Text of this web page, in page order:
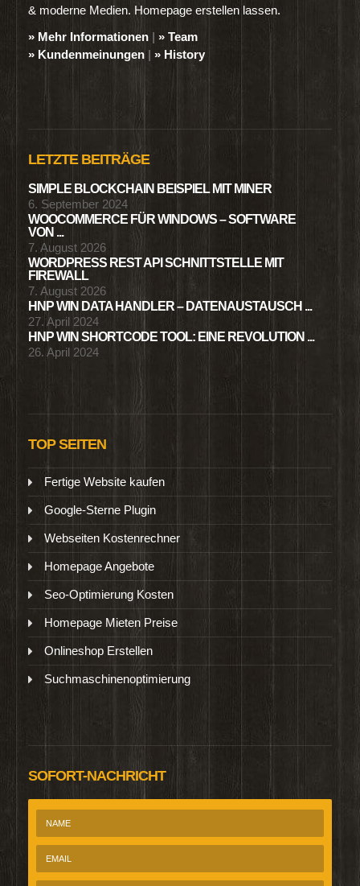
& moderne Medien. Homepage erstellen lassen.
» Mehr Informationen | » Team
» Kundenmeinungen | » History
LETZTE BEITRÄGE
SIMPLE BLOCKCHAIN BEISPIEL MIT MINER
6. September 2024
WOOCOMMERCE FÜR WINDOWS – SOFTWARE
VON ...
7. August 2026
WORDPRESS REST API SCHNITTSTELLE MIT
FIREWALL
7. August 2026
HNP WIN DATA HANDLER – DATENAUSTAUSCH ...
27. April 2024
HNP WIN SHORTCODE TOOL: EINE REVOLUTION ...
26. April 2024
TOP SEITEN
Fertige Website kaufen
Google-Sterne Plugin
Webseiten Kostenrechner
Homepage Angebote
Seo-Optimierung Kosten
Homepage Mieten Preise
Onlineshop Erstellen
Suchmaschinenoptimierung
SOFORT-NACHRICHT